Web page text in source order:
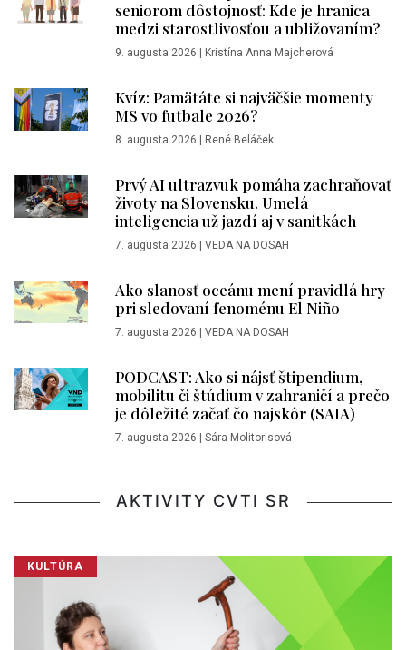
seniorom dôstojnosť: Kde je hranica
medzi starostlivosťou a ubližovaním?
9. augusta 2026 Kristína Anna Majcherová
Kvíz: Pamätáte si najväčšie momenty
MS vo futbale 2026?
8. augusta 2026 René Beláček
Prvý AI ultrazvuk pomáha zachraňovať
životy na Slovensku. Umelá
inteligencia už jazdí aj v sanitkách
7. augusta 2026 VEDA NA DOSAH
Ako slanosť oceánu mení pravidlá hry
pri sledovaní fenoménu El Niño
7. augusta 2026 VEDA NA DOSAH
PODCAST: Ako si nájsť štipendium,
mobilitu či štúdium v zahraničí a prečo
je dôležité začať čo najskôr (SAIA)
7. augusta 2026 Sára Molitorisová
AKTIVITY CVTI SR
KULTÚRA